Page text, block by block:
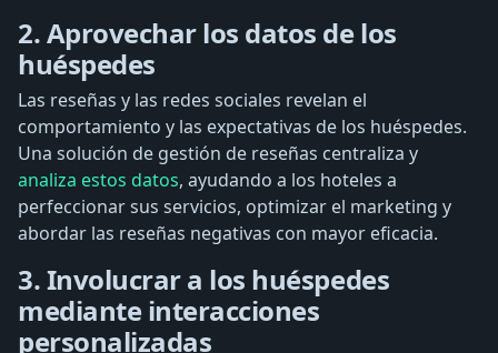
2. Aprovechar los datos de los
huéspedes
Las reseñas y las redes sociales revelan el
comportamiento y las expectativas de los huéspedes.
Una solución de gestión de reseñas centraliza y
analiza estos datos, ayudando a los hoteles a
perfeccionar sus servicios, optimizar el marketing y
abordar las reseñas negativas con mayor eficacia.
3. Involucrar a los huéspedes
mediante interacciones
personalizadas